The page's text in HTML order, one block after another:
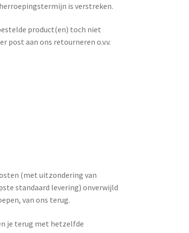
is verstreken.
product(en) toch niet
post aan ons retourneren o.v.v.
(met uitzondering van
standaard levering) onverwijld
van ons terug.
je terug met hetzelfde